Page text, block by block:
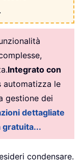
Integrato con
automatizza le
gestione dei
dettagliate
gratuita...
condensare.